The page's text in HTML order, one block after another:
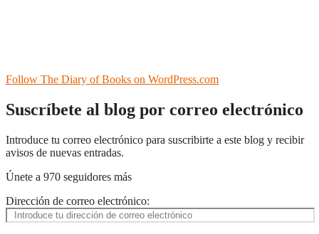
Follow The Diary of Books on WordPress.com
Suscríbete al blog por correo electrónico
Introduce tu correo electrónico para suscribirte a este blog y recibir
avisos de nuevas entradas.
Únete a 970 seguidores más
Dirección de correo electrónico: